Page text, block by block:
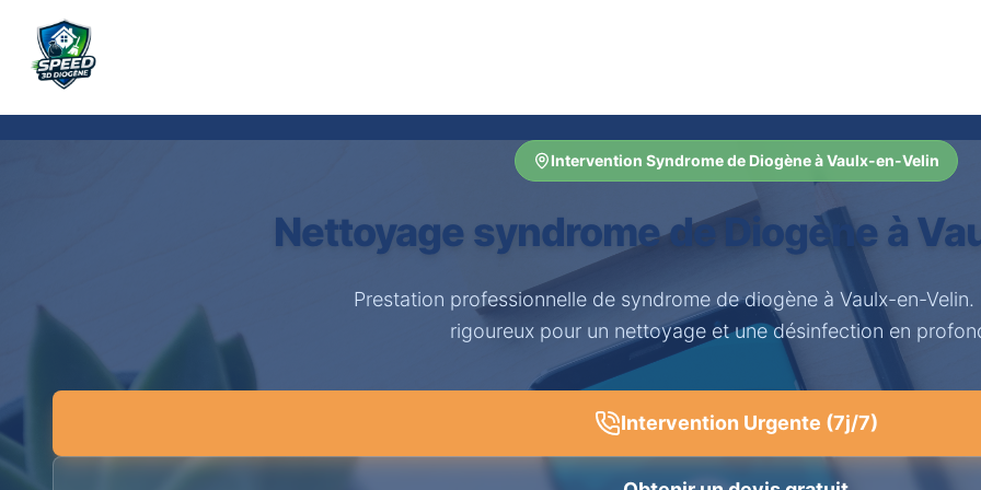
Intervention Syndrome de Diogène à Vaulx-en-Velin
Nettoyage syndrome de Diogène à
Prestation professionnelle de syndrome de diogène à Vaulx-en-
rigoureux pour un nettoyage et une désinfection en
Intervention Urgente (7j/7)